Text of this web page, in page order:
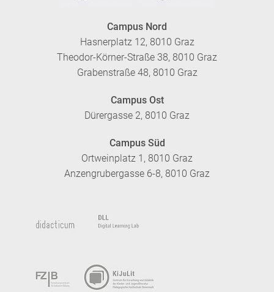
Campus Nord
Hasnerplatz 12, 8010 Graz
Theodor-Körner-Straße 38, 8010 Graz
Grabenstraße 48, 8010 Graz
Campus Ost
Dürergasse 2, 8010 Graz
Campus Süd
Ortweinplatz 1, 8010 Graz
Anzengrubergasse 6-8, 8010 Graz